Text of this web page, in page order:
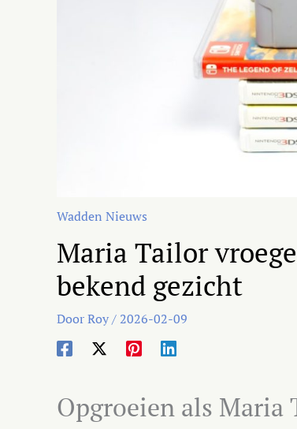
Wadden Nieuws
Maria Tailor
bekend gezicht
DoorRoy/ 2026-02-09
Opgroeien als Maria